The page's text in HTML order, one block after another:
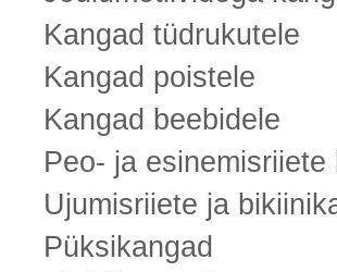
Kangad tüdrukutele
Kangad poistele
Kangad beebidele
Peo- ja esinemisriiete
Ujumisriiete ja
Püksikangad